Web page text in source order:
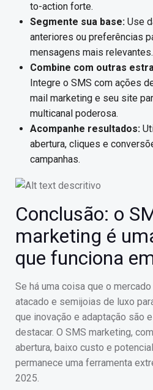
to-action forte.
Segmente sua base: Use
anteriores ou preferências
mensagens mais relevantes.
Combine com outras
Integre o SMS com ações
mail marketing e seu site
multicanal poderosa.
Acompanhe resultados:
abertura, cliques e
campanhas.
Conclusão: o
marketing é
que funciona
Se há uma coisa que o
atacado e semijoias de luxo
que inovação e adaptação são
destacar. O SMS marketing,
abertura, baixo custo e
permanece uma ferramenta
2025.